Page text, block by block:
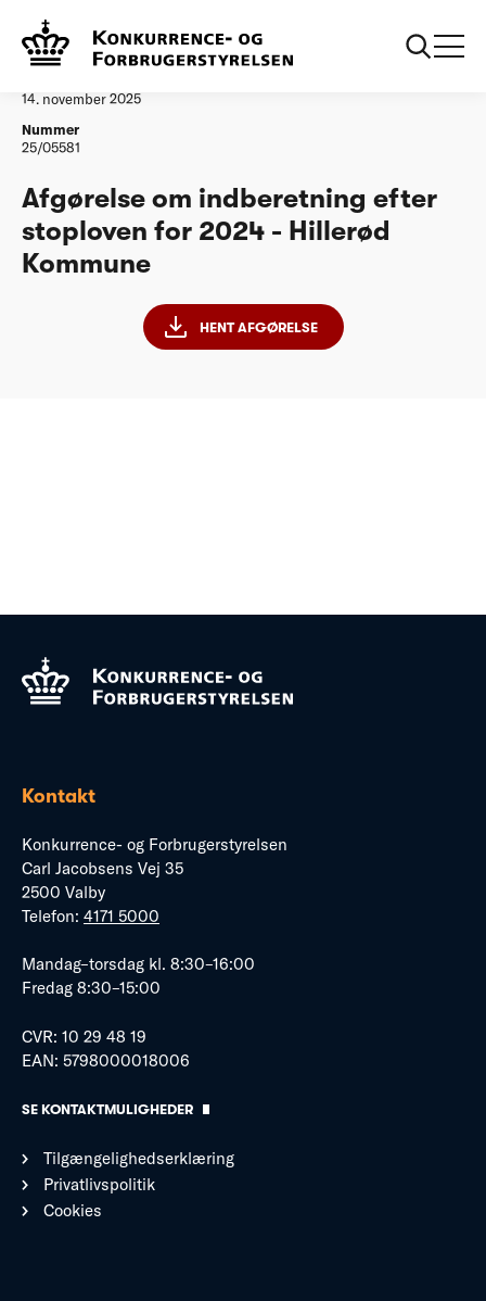
Vandtilsyn
14. november 2025
Nummer
25/05581
Afgørelse om indberetning efter
stoploven for 2024 - Hillerød
Kommune
HENT AFGØRELSE
Kontakt
Konkurrence- og Forbrugerstyrelsen
Carl Jacobsens Vej 35
2500 Valby
Telefon: 4171 5000
Mandag–torsdag kl. 8:30–16:00
Fredag 8:30–15:00
CVR: 10 29 48 19
EAN: 5798000018006
SE KONTAKTMULIGHEDER
Tilgængelighedserklæring
Privatlivspolitik
Cookies